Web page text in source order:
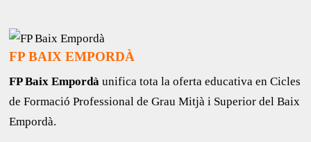
FP BAIX EMPORDÀ
FP Baix Empordàunifica tota la oferta educativa en Cicles
de Formació Professional de Grau Mitjà i Superior del Baix
Empordà.